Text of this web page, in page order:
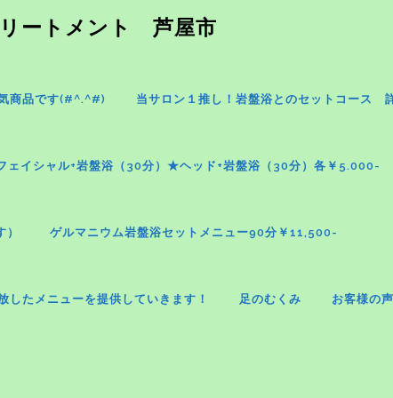
リートメント 芦屋市
商品です(#^.^#) 当サロン１推し！岩盤浴とのセットコース
ェイシャル+岩盤浴（30分）★ヘッド+岩盤浴（30分）各￥5.000-
ゲルマニウム岩盤浴セットメニュー90分￥11,500-
したメニューを提供していきます！ 足のむくみ お客様の